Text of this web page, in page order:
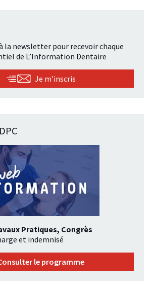
la newsletter pour recevoir chaque
de L’Information Dentaire
Je m'inscris
Pratiques, Congrès
et indemnisé
le programme